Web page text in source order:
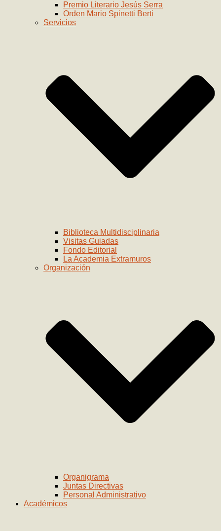
Premio Literario Jesús Serra
Orden Mario Spinetti Berti
Servicios
Biblioteca Multidisciplinaria
Visitas Guiadas
Fondo Editorial
La Academia Extramuros
Organización
Organigrama
Juntas Directivas
Personal Administrativo
Académicos